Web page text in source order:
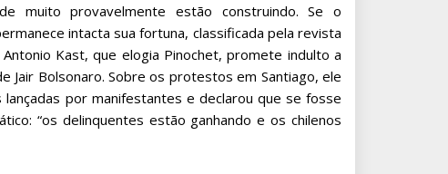
muito provavelmente estão construindo. Se o
intacta sua fortuna, classificada pela revista
Kast, que elogia Pinochet, promete indulto a
Jair Bolsonaro. Sobre os protestos em Santiago, ele
por manifestantes e declarou que se fosse
“os delinquentes estão ganhando e os chilenos